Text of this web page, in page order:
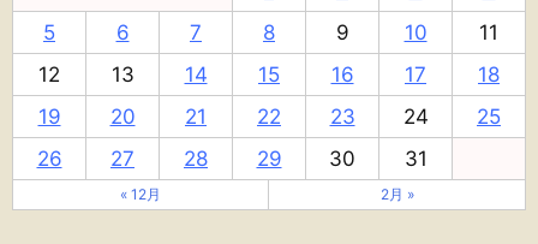
5
6 7 8 9 10
11
12
13 14 15 16 17
18
19
20 21 22 23 24
25
26
27 28 29 30 31
« 12月 2月 »